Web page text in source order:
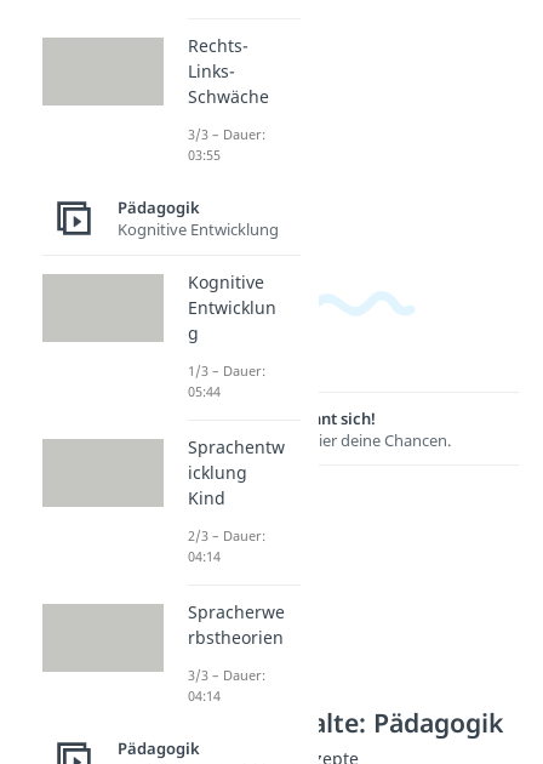
Lernen lohnt sich!
Entdecke hier deine Chancen.
Weitere Inhalte: Pädagogik
Pädagogische Konzepte
Rechts-
Links-
Schwäche
3/3 – Dauer:
03:55
Pädagogik
Kognitive Entwicklung
Kognitive
Entwicklun
g
1/3 – Dauer:
05:44
Sprachentw
icklung
Kind
2/3 – Dauer:
04:14
Spracherwe
rbstheorien
3/3 – Dauer:
04:14
Pädagogik